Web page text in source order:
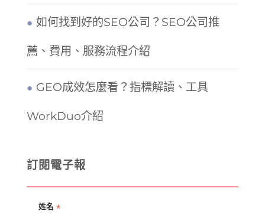
如何找到好的SEO公司？SEO公司推
薦、費用、服務流程介紹
GEO成效怎麼看？指標解讀、工具
WorkDuo介紹
訂閱電子報
姓名 *